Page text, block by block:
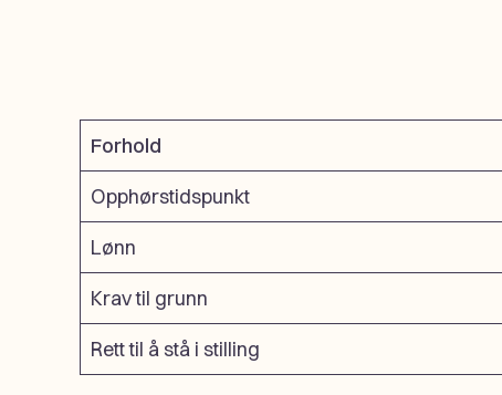
Forhold
Opphørstidspunkt
Lønn
Krav til grunn
Rett til å stå i stilling